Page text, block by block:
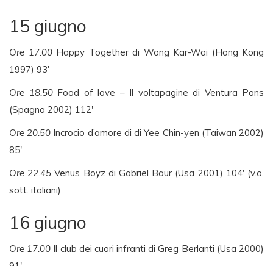
15 giugno
Ore 17.00Happy Together di Wong Kar-Wai (Hong Kong
1997) 93′
Ore 18.50Food of love – Il voltapagine di Ventura Pons
(Spagna 2002) 112′
Ore 20.50 Incrocio d’amore di di Yee Chin-yen (Taiwan 2002)
85′
Ore 22.45 Venus Boyz di Gabriel Baur (Usa 2001) 104′ (v.o.
sott. italiani)
16 giugno
Ore 17.00 Il club dei cuori infranti di Greg Berlanti (Usa 2000)